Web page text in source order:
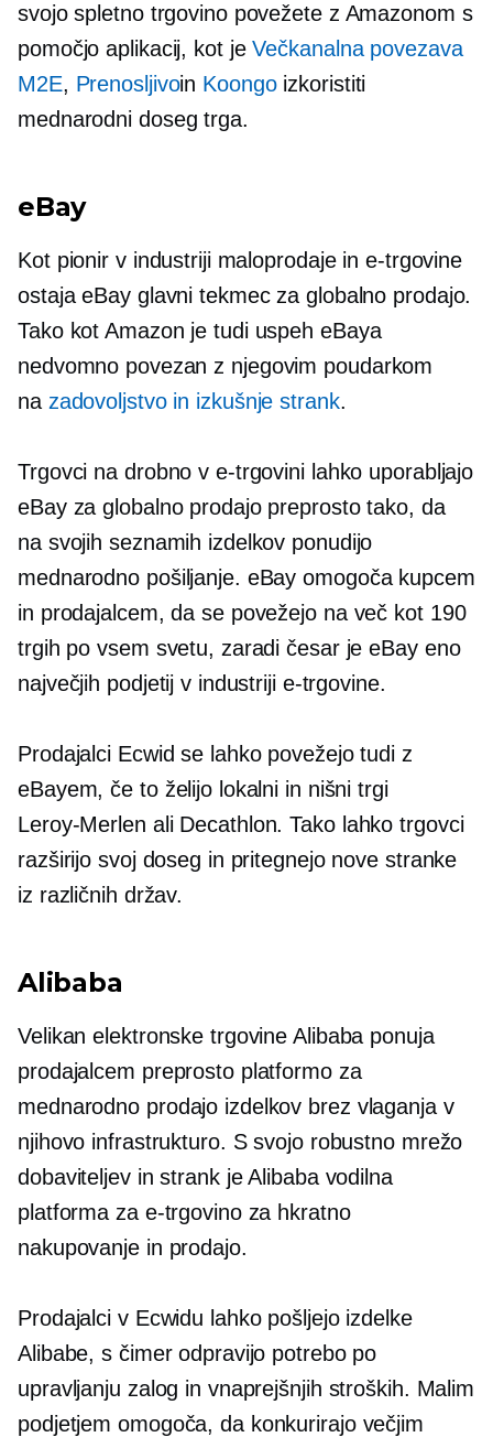
svojo spletno trgovino povežete z Amazonom s
pomočjo aplikacij, kot jeVečkanalna povezava
M2E, Prenosljivoin Koongoizkoristiti
mednarodni doseg trga.
eBay
Kot pionir v industriji maloprodaje in e-trgovine
ostaja eBay glavni tekmec za globalno prodajo.
Tako kot Amazon je tudi uspeh eBaya
nedvomno povezan z njegovim poudarkom
na zadovoljstvo in izkušnje strank.
Trgovci na drobno v e-trgovini lahko uporabljajo
eBay za globalno prodajo preprosto tako, da
na svojih seznamih izdelkov ponudijo
mednarodno pošiljanje. eBay omogoča kupcem
in prodajalcem, da se povežejo na več kot 190
trgih po vsem svetu, zaradi česar je eBay eno
največjih podjetij v industriji e-trgovine.
Prodajalci Ecwid se lahko povežejo tudi z
eBayem, če to želijo lokalni in nišni trgi
Leroy-Merlen ali Decathlon. Tako lahko trgovci
razširijo svoj doseg in pritegnejo nove stranke
iz različnih držav.
Alibaba
Velikan elektronske trgovine Alibaba ponuja
prodajalcem preprosto platformo za
mednarodno prodajo izdelkov brez vlaganja v
njihovo infrastrukturo. S svojo robustno mrežo
dobaviteljev in strank je Alibaba vodilna
platforma za e-trgovino za hkratno
nakupovanje in prodajo.
Prodajalci v Ecwidu lahko pošljejo izdelke
Alibabe, s čimer odpravijo potrebo po
upravljanju zalog in vnaprejšnjih stroških. Malim
podjetjem omogoča, da konkurirajo večjim